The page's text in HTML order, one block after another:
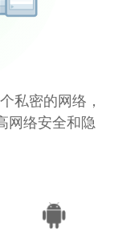
私密的网络，
网络安全和隐